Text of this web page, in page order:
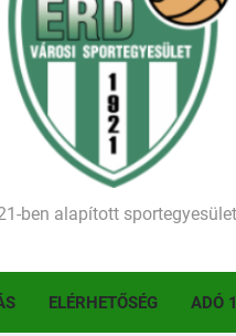
Ellenfelünk visszalépése
Történelmet írt az I. Érdi
ben alapított
ELÉRHETŐSÉG ADÓ